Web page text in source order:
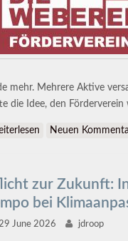
mehr. Mehrere Aktive
die Idee, den Förderverein
über Weberei:
Neuen
zur Zukunft:
bei
June 2026 jdroop